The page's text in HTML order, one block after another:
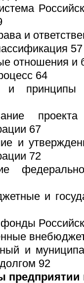
и
57
отношения и
64
принципы
67
и
72
и
и
92
предприятии